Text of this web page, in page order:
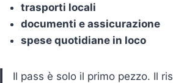
trasporti locali
documenti e assicurazione
spese quotidiane in loco
Il pass è solo il primo pezzo. Il